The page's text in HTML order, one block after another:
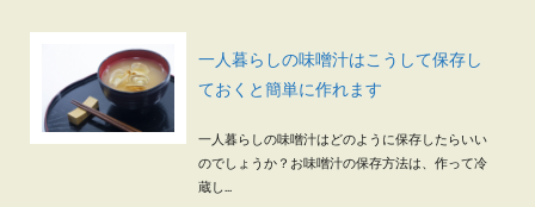
一人暮らしの味噌汁はこうして保存し
ておくと簡単に作れます
一人暮らしの味噌汁はどのように保存したらいい
のでしょうか？お味噌汁の保存方法は、作って冷
蔵し...